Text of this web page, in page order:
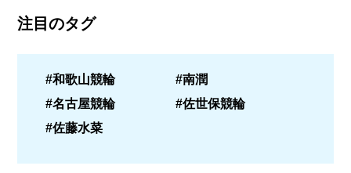
注目のタグ
#和歌山競輪
#南潤
#名古屋競輪
#佐世保競輪
#佐藤水菜